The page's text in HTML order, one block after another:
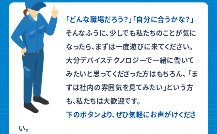
「どんな職場だろう？」「自分に合うかな？」
そんなふうに、少しでも私たちのことが気に
なったら、まずは一度遊びに来てください。
大分デバイステクノロジーで一緒に働いて
みたいと思ってくださった方はもちろん、 「ま
ずは社内の雰囲気を見てみたい」という方
も、私たちは大歓迎です。
下のボタンより、ぜひ気軽にお声がけくださ
い。